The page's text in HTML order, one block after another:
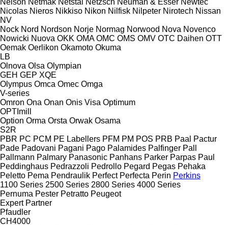
Nicolas Nieros Nikkiso Nikon Nilfisk Nilpeter Nirotech Nissan
NV
Nock Nord Nordson Norje Normag Norwood Nova Novenco
Nowicki Nuova OKK OMA OMC OMS OMV OTC Daihen OTT
Oemak Oerlikon Okamoto Okuma
LB
Olnova Olsa Olympian
GEH GEP XQE
Olympus Omca Omec Omga
V-series
Omron Ona Onan Onis Visa Optimum
OPTImill
Option Orma Orsta Orwak Osama
S2R
PBR PC PCM PE Labellers PFM PM POS PRB Paal
Pactur
Pade Padovani Pagani Pago Palamides Palfinger Pall
Pallmann Palmary Panasonic Panhans Parker Parpas Paul
Peddinghaus Pedrazzoli Pedrollo Pegard Pegas Pehaka
Peletto Pema Pendraulik Perfect Perfecta Perin Perkins
1100 Series 2500 Series 2800 Series 4000 Series
Pernuma Pester Petratto Peugeot
Expert Partner
Pfaudler
CH4000